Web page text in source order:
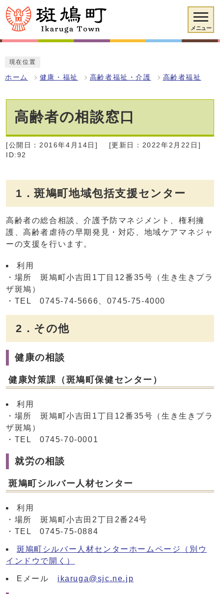
メニュー
現在位置
ホーム 健康・福祉 高齢者福祉・介護 高齢者福祉
高齢者の相談窓口
[公開日：2016年4月14日]
[更新日：2022年2月22日]
ID:92
1．斑鳩町地域包括支援センター
高齢者の総合相談、介護予防マネジメント、権利擁
護、高齢者虐待の早期発見・対応、地域ケアマネジャ
ーの支援を行います。
利用
・場所 斑鳩町小吉田1丁目12番35号（生き生きプラ
ザ斑鳩）
・TEL 0745-74-5666、0745-75-4000
2．その他
健康の相談
健康対策課（斑鳩町保健センター）
利用
・場所 斑鳩町小吉田1丁目12番35号（生き生きプラ
ザ斑鳩）
・TEL 0745-70-0001
就労の相談
斑鳩町シルバー人材センター
利用
・場所 斑鳩町小吉田2丁目2番24号
・TEL 0745-75-0884
斑鳩町シルバー人材センターホームページ
（別ウ
インドウで開く）
Eメール ikaruga@sjc.ne.jp